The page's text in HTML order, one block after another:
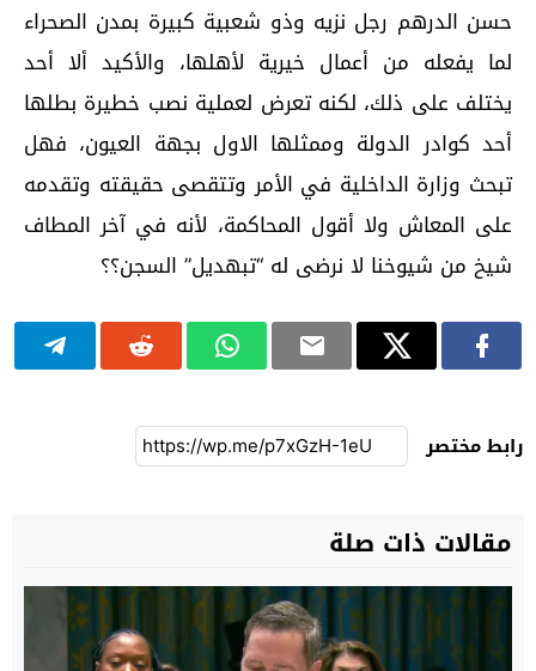
حسن الدرهم رجل نزيه وذو شعبية كبيرة بمدن الصحراء
لما يفعله من أعمال خيرية لأهلها، والأكيد ألا أحد
يختلف على ذلك، لكنه تعرض لعملية نصب خطيرة بطلها
أحد كوادر الدولة وممثلها الاول بجهة العيون، فهل
تبحث وزارة الداخلية في الأمر وتتقصى حقيقته وتقدمه
على المعاش ولا أقول المحاكمة، لأنه في آخر المطاف
شيخ من شيوخنا لا نرضى له “تبهديل” السجن؟؟
رابط مختصر
مقالات ذات صلة